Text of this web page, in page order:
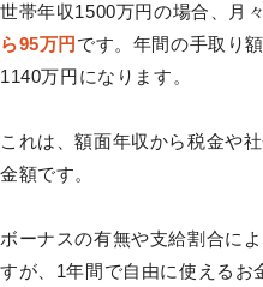
世帯年収1500万円の場合、月
ら95万円 です。年間の手取り
1140万円になります。
これは、額面年収から税金や
金額です。
ボーナスの有無や支給割合に
すが、1年間で自由に使えるお